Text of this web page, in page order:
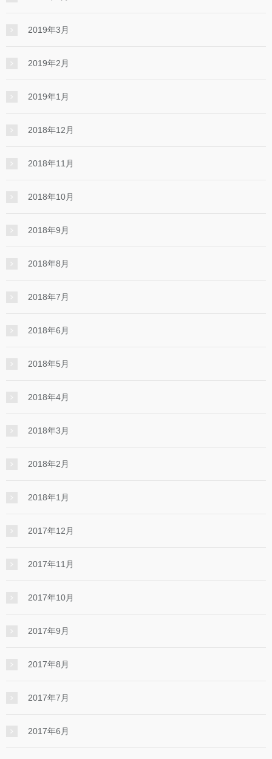
2019年3月
2019年2月
2019年1月
2018年12月
2018年11月
2018年10月
2018年9月
2018年8月
2018年7月
2018年6月
2018年5月
2018年4月
2018年3月
2018年2月
2018年1月
2017年12月
2017年11月
2017年10月
2017年9月
2017年8月
2017年7月
2017年6月